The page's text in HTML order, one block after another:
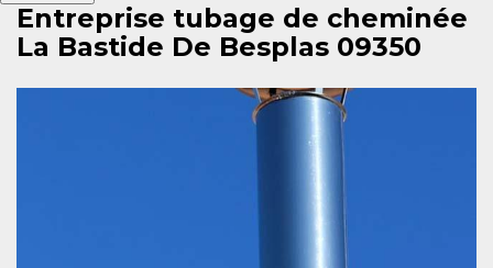
Entreprise tubage de cheminée
La Bastide De Besplas 09350